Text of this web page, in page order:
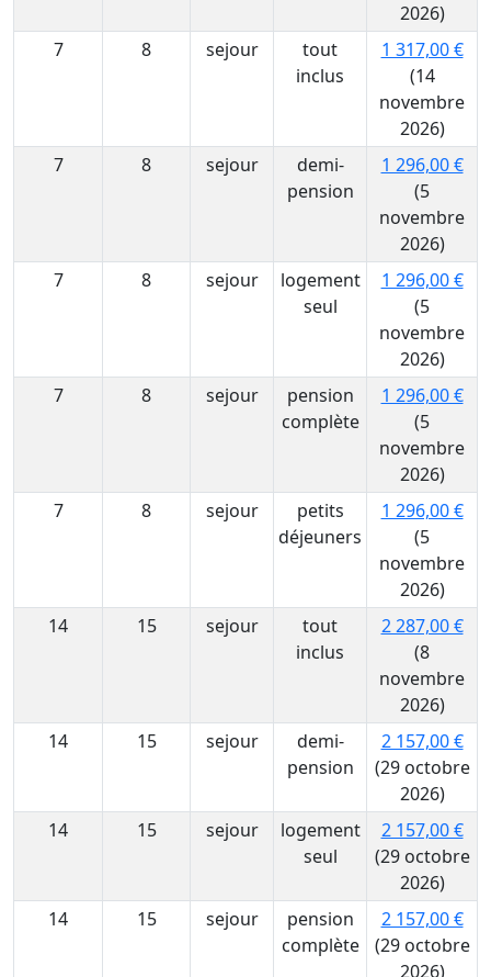
2026)
7
8 sejour
tout
inclus
1 317,00 €
(14
novembre
2026)
7
8 sejour
demi-
pension
1 296,00 €
(5
novembre
2026)
7
8 sejour
logement
seul
1 296,00 €
(5
novembre
2026)
7
8 sejour
pension
complète
1 296,00 €
(5
novembre
2026)
7
8 sejour
petits
déjeuners
1 296,00 €
(5
novembre
2026)
14
15 sejour
tout
inclus
2 287,00 €
(8
novembre
2026)
14
15 sejour
demi-
pension
2 157,00 €
(29 octobre
2026)
14
15 sejour
logement
seul
2 157,00 €
(29 octobre
2026)
14
15 sejour
pension
complète
2 157,00 €
(29 octobre
2026)